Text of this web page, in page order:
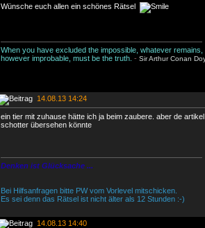
Wünsche euch allen ein schönes Rätsel
When you have excluded the impossible, whatever remains,
however improbable, must be the truth. - Sir Arthur Conan
14.08.13 14:24
ein tier mit zuhause hätte ich ja beim zaubere. aber de
schotter übersehen könnte
Denken ist Glücksache ...
Bei Hilfsanfragen bitte PW vom Vorlevel mitschicken.
Es sei denn das Rätsel ist nicht älter als 12 Stunden :-)
14.08.13 14:40